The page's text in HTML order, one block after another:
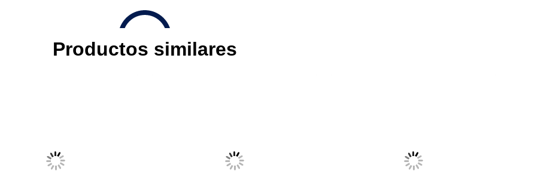
Productos similares